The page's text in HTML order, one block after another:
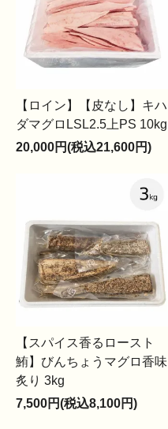
【ロイン】【皮なし】キハ
ダマグロLSL2.5上PS 10kg
20,000円(税込21,600円)
【スパイス香るロースト
鮪】びんちょうマグロ香味
炙り 3kg
7,500円(税込8,100円)